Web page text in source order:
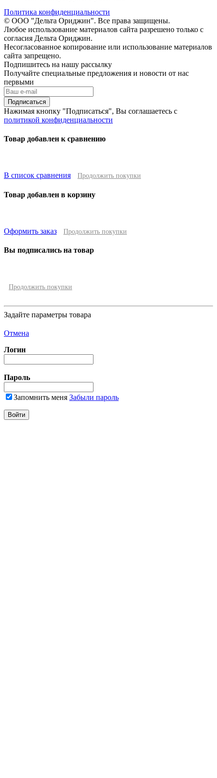
Политика конфиденциальности
© ООО "Дельта Ориджин". Все права защищены.
Любое использование материалов сайта разрешено только с
согласия Дельта Ориджин.
Несогласованное копирование или использование материалов
сайта запрещено.
Подпишитесь на нашу рассылку
Получайте специальные предложения и новости от нас
первыми
Подписаться
Нажимая кнопку "Подписаться", Вы соглашаетесь с
политикой конфиденциальности
Товар добавлен к сравнению
В список сравнения Продолжить покупки
Товар добавлен в корзину
Оформить заказ Продолжить покупки
Вы подписались на товар
Продолжить покупки
Задайте параметры товара
Отмена
Логин
Пароль
Запомнить меня Забыли пароль